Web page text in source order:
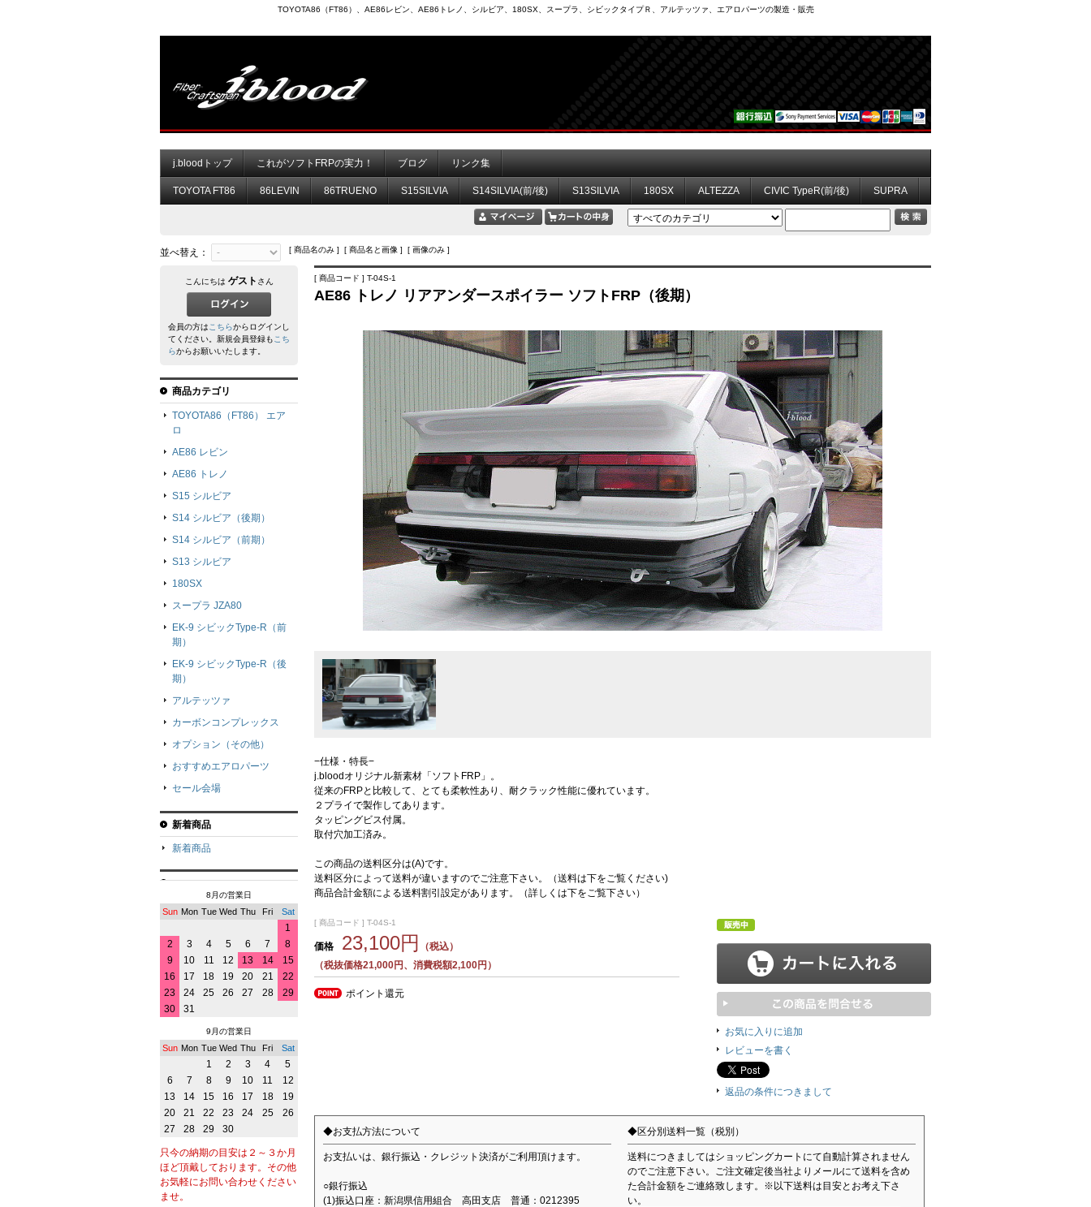
TOYOTA86（FT86）、AE86レビン、AE86トレノ、シルビア、180SX、スープラ、シビックタイプＲ、アルテッツァ、エアロパーツの製造・販売
j.bloodトップ これがソフトFRPの実力！ ブログ リンク集
TOYOTA FT86 86LEVIN 86TRUENO S15SILVIA S14SILVIA(前/後) S13SILVIA 180SX ALTEZZA CIVIC TypeR(前/後) SUPRA
並べ替え： [ 商品名のみ ] [ 商品名と画像 ] [ 画像のみ ]
[ 商品コード ] T-04S-1
AE86 トレノ リアアンダースポイラー ソフトFRP（後期）
−仕様・特長−
j.bloodオリジナル新素材「ソフトFRP」。
従来のFRPと比較して、とても柔軟性あり、耐クラック性能に優れています。
２プライで製作してあります。
タッピングビス付属。
取付穴加工済み。
この商品の送料区分は(A)です。
送料区分によって送料が違いますのでご注意下さい。（送料は下をご覧ください)
商品合計金額による送料割引設定があります。（詳しくは下をご覧下さい）
[ 商品コード ] T-04S-1
価格 23,100円
（税込）
（税抜価格21,000円、消費税額2,100円）
ポイント還元
お気に入りに追加
レビューを書く
返品の条件につきまして
◆お支払方法について
お支払いは、銀行振込・クレジット決済がご利用頂けます。
○銀行振込
(1)振込口座：新潟県信用組合 高田支店 普通：0212395
◆区分別送料一覧（税別）
送料につきましてはショッピングカートにて自動計算されません
のでご注意下さい。ご注文確定後当社よりメールにて送料を含め
た合計金額をご連絡致します。※以下送料は目安とお考え下さ
い。
こんにちは ゲスト さん
会員の方はこちらからログインし
てください。新規会員登録もこち
らからお願いいたします。
商品カテゴリ
TOYOTA86（FT86） エア
ロ
AE86 レビン
AE86 トレノ
S15 シルビア
S14 シルビア（後期）
S14 シルビア（前期）
S13 シルビア
180SX
スープラ JZA80
EK-9 シビックType-R（前
期）
EK-9 シビックType-R（後
期）
アルテッツァ
カーボンコンプレックス
オプション（その他）
おすすめエアロパーツ
セール会場
新着商品
新着商品
8月の営業日
Sun Mon Tue Wed Thu Fri Sat
1
2
3 4 5 6 7
8
9
10 11 12 13 14
15
16
17 18 19 20 21
22
23
24 25 26 27 28
29
30
31
9月の営業日
Sun Mon Tue Wed Thu Fri Sat
1 2 3 4
5
6
7 8 9 10 11
12
13
14 15 16 17 18
19
20
21 22 23 24 25
26
27
28 29 30
只今の納期の目安は２～３か月
ほど頂戴しております。その他
お気軽にお問い合わせください
ませ。